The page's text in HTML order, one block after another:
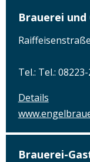
Brauerei
Tel.: Tel.:
Details
Brauerei-